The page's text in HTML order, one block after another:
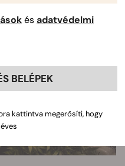
ésadatvédelmi
BELÉPEK
kattintva megerősíti, hogy